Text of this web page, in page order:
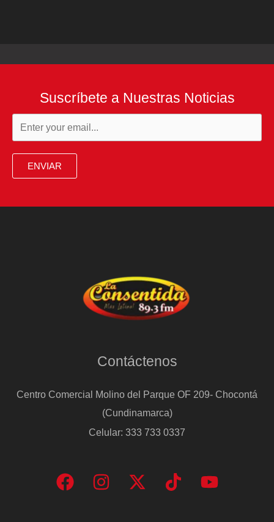
Suscríbete a Nuestras Noticias
ENVIAR
Contáctenos
Centro Comercial Molino del Parque OF 209- Chocontá
(Cundinamarca)
Celular: 333 733 0337